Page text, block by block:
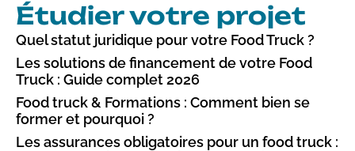
Étudier votre projet
Quel statut juridique pour votre Food Truck ?
Les solutions de financement de votre Food
Truck : Guide complet 2026
Food truck & Formations : Comment bien se
former et pourquoi ?
Les assurances obligatoires pour un food truck :